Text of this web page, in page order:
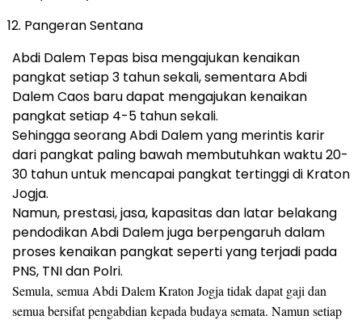
Pangeran Sentana
Abdi Dalem Tepas bisa mengajukan kenaikan
pangkat setiap 3 tahun sekali, sementara Abdi
Dalem Caos baru dapat mengajukan kenaikan
pangkat setiap 4-5 tahun sekali.
Sehingga seorang Abdi Dalem yang merintis karir
dari pangkat paling bawah membutuhkan waktu 20-
30 tahun untuk mencapai pangkat tertinggi di Kraton
Jogja.
Namun, prestasi, jasa, kapasitas dan latar belakang
pendodikan Abdi Dalem juga berpengaruh dalam
proses kenaikan pangkat seperti yang terjadi pada
PNS, TNI dan Polri.
Semula, semua Abdi Dalem Kraton Jogja tidak dapat gaji dan
semua bersifat pengabdian kepada budaya semata. Namun setiap